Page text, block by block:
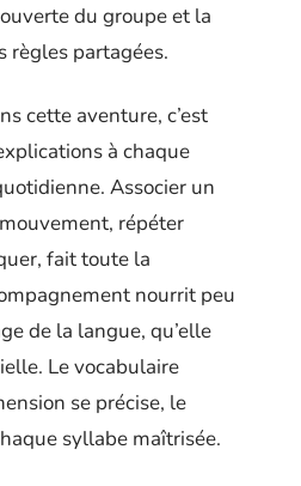
du groupe et la
règles partagées.
cette aventure, c’est
à chaque
Associer un
répéter
fait toute la
nourrit peu
de la langue, qu’elle
Le vocabulaire
se précise, le
syllabe maîtrisée.